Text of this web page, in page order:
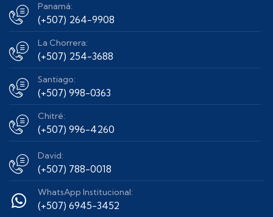
Panamá:
(+507) 264-9908
La Chorrera:
(+507) 254-3688
Santiago:
(+507) 998-0363
Chitré:
(+507) 996-4260
David:
(+507) 788-0018
WhatsApp Institucional:
(+507) 6945-3452